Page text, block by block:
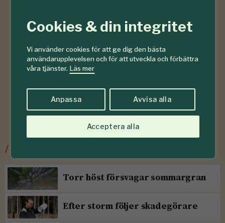
Cookies & din integritet
Vi använder cookies för att ge dig den bästa
användarupplevelsen och för att utveckla och förbättra
våra tjänster. Läs mer
Anpassa Avvisa alla
Acceptera alla
/Senaste ur Skogsskötsel
Torr höst försvagar sommargran
Efter storm följer skadegörare